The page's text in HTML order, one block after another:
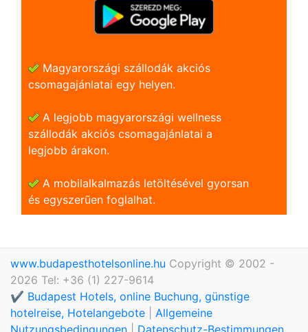
Magyarországi szállodák akciós
csomagajánlatai egy helyen.
A legjobb magyarországi wellness
szállodák akciós csomagajánlatai a
legjobb árakon.
A mobilalkalmazás letöltésével gyorsan
és egyszerũen foglalhat.
www.budapesthotelsonline.hu Copyright © 2002 -
2026 Tel: +36 (1) 227-9614
✔️ Budapest Hotels, online Buchung, günstige
hotelreise, Hotelangebote
Allgemeine
Nutzungsbedingungen
Datenschutz-Bestimmungen